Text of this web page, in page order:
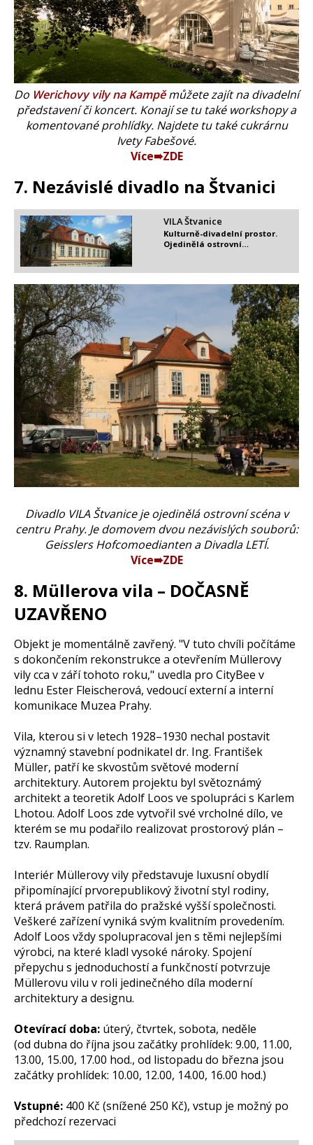
Do Werichovy vily na Kampěmůžete zajít na divadelní
představení či koncert. Konají se tu také workshopy a
komentované prohlídky. Najdete tu také cukrárnu
Ivety Fabešové.
Více➠ZDE
7. Nezávislé divadlo na Štvanici
VILA Štvanice
Kulturně-divadelní prostor.
Ojedinělá ostrovní…
Divadlo VILA Štvanice je ojedinělá ostrovní scéna v
centru Prahy. Je domovem dvou nezávislých souborů:
Geisslers Hofcomoedianten a Divadla LETÍ.
Více➠ZDE
8. Müllerova vila – DOČASNĚ
UZAVŘENO
Objekt je momentálně zavřený. "V tuto chvíli počítáme
s dokončením rekonstrukce a otevřením Müllerovy
vily cca v září tohoto roku," uvedla pro CityBee v
lednu Ester Fleischerová, vedoucí externí a interní
komunikace Muzea Prahy.
Vila, kterou si v letech 1928–1930 nechal postavit
významný stavební podnikatel dr. Ing. František
Müller, patří ke skvostům světové moderní
architektury. Autorem projektu byl světoznámý
architekt a teoretik Adolf Loos ve spolupráci s Karlem
Lhotou. Adolf Loos zde vytvořil své vrcholné dílo, ve
kterém se mu podařilo realizovat prostorový plán –
tzv. Raumplan.
Interiér Müllerovy vily představuje luxusní obydlí
připomínající prvorepublikový životní styl rodiny,
která právem patřila do pražské vyšší společnosti.
Veškeré zařízení vyniká svým kvalitním provedením.
Adolf Loos vždy spolupracoval jen s těmi nejlepšími
výrobci, na které kladl vysoké nároky. Spojení
přepychu s jednoduchostí a funkčností potvrzuje
Müllerovu vilu v roli jedinečného díla moderní
architektury a designu.
Otevírací doba: úterý, čtvrtek, sobota, neděle
(od dubna do října jsou začátky prohlídek: 9.00, 11.00,
13.00, 15.00, 17.00 hod., od listopadu do března jsou
začátky prohlídek: 10.00, 12.00, 14.00, 16.00 hod.)
Vstupné: 400 Kč (snížené 250 Kč), vstup je možný po
předchozí rezervaci